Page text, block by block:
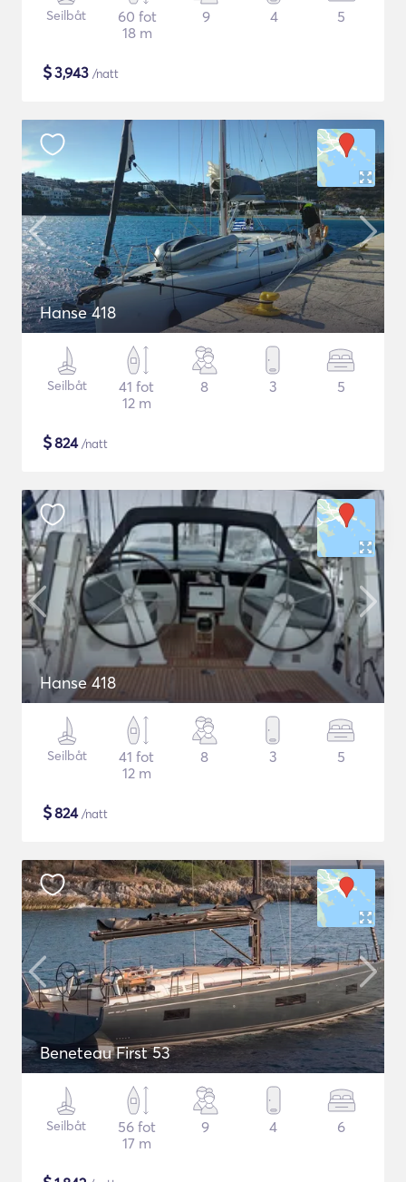
Seilbåt
60 fot
18 m
9 4 5
$3,943 /natt
Hanse 418
Seilbåt
41 fot
12 m
8 3 5
$824/natt
Hanse 418
Seilbåt
41 fot
12 m
8 3 5
$824/natt
Beneteau First 53
Seilbåt
56 fot
17 m
9 4 6